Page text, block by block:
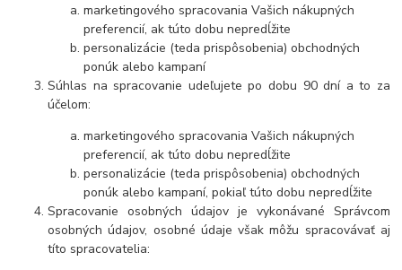
marketingového spracovania Vašich nákupných
preferencií, ak túto dobu nepredĺžite
personalizácie (teda prispôsobenia) obchodných
ponúk alebo kampaní
Súhlas na spracovanie udeľujete po dobu 90 dnía to za
účelom:
marketingového spracovania Vašich nákupných
preferencií, ak túto dobu nepredĺžite
personalizácie (teda prispôsobenia) obchodných
ponúk alebo kampaní, pokiaľ túto dobu nepredĺžite
Spracovanie osobných údajov je vykonávané Správcom
osobných údajov, osobné údaje však môžu spracovávať aj
títo spracovatelia: